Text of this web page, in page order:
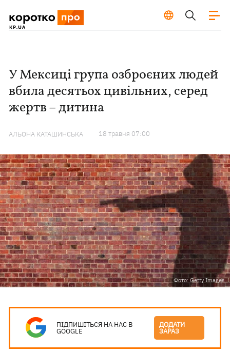
У Мексиці група озброєних людей
вбила десятьох цивільних, серед
жертв – дитина
АЛЬОНА КАТАШИНСЬКА 18 травня 07:00
Фото: Getty Images
ПІДПИШІТЬСЯ НА НАС В
GOOGLE
ДОДАТИ
ЗАРАЗ